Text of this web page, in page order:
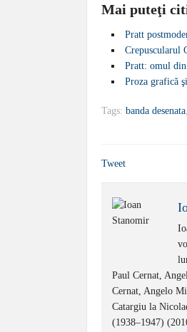
Mai puteţi
Pratt
Crepuscularul
Pratt: omul
Proza grafică
Tags: banda desenata,
Tweet
Paul Cernat,
Cernat, Angelo
Catargiu la
(1938–1947)